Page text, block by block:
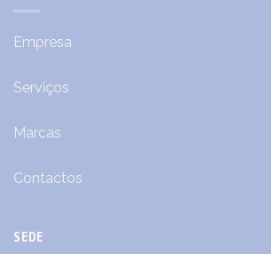
Empresa
Serviços
Marcas
Contactos
SEDE